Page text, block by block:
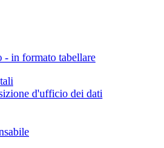
- in formato tabellare
d'ufficio dei dati